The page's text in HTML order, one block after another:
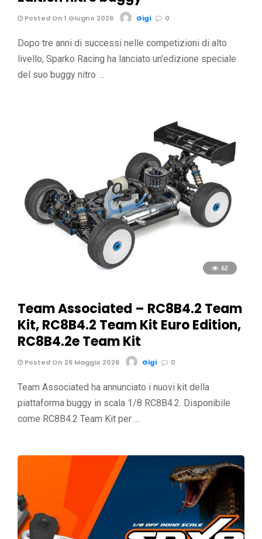
Posted On 1 Giugno 2026 Gigi 0
Dopo tre anni di successi nelle competizioni di alto
livello, Sparko Racing ha lanciato un'edizione speciale
del suo buggy nitro …
63
Team Associated – RC8B4.2 Team
Kit, RC8B4.2 Team Kit Euro Edition,
RC8B4.2e Team Kit
Posted On 26 Maggio 2026 Gigi 0
Team Associated ha annunciato i nuovi kit della
piattaforma buggy in scala 1/8 RC8B4.2. Disponibile
come RC8B4.2 Team Kit per …